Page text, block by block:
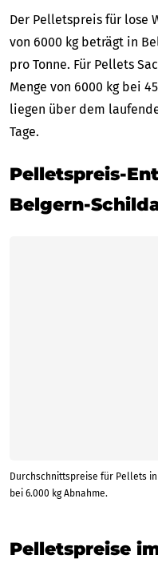
Der Pelletspreis für lose
von 6000 kg beträgt in
pro Tonne. Für Pellets
Menge von 6000 kg bei
liegen über dem
Tage.
Pelletspreis-
Belgern-
Durchschnittspreise für Pellets
bei 6.000 kg Abnahme.
Pelletspreise